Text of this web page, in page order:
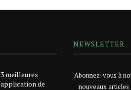
3 meilleures
application de
NEWSLETTER
Abonnez-vous à
nouveaux